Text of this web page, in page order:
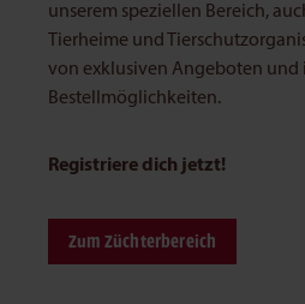
unserem speziellen Bereich,
Tierheime und
von exklusiven Angeboten
Bestellmöglichkeiten.
Registriere dich jetzt!
Zum Züchterbereich